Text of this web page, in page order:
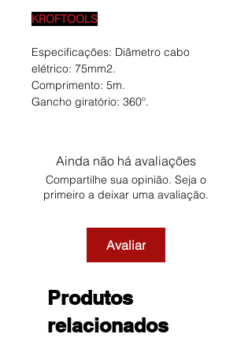
KROFTOOLS
Especificações: Diâmetro cabo
elétrico: 75mm2.
Comprimento: 5m.
Gancho giratório: 360º.
Ainda não há avaliações
Compartilhe sua opinião. Seja o
primeiro a deixar uma avaliação.
Avaliar
Produtos
relacionados